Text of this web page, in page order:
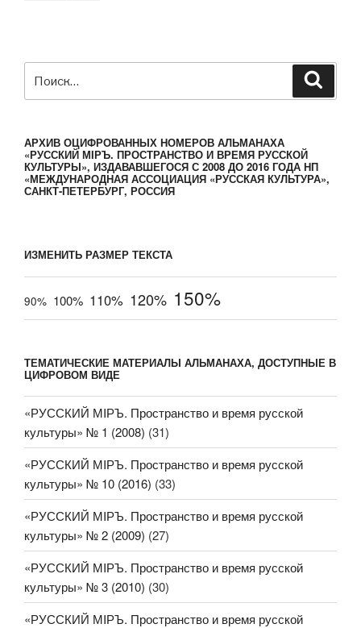
“От
АРХИВ ОЦИФРОВАННЫХ НОМЕРОВ АЛЬМАНАХА
«РУССКИЙ МIРЪ. ПРОСТРАНСТВО И ВРЕМЯ РУССКОЙ
КУЛЬТУРЫ», ИЗДАВАВШЕГОСЯ С 2008 ДО 2016 ГОДА НП
«МЕЖДУНАРОДНАЯ АССОЦИАЦИЯ «РУССКАЯ КУЛЬТУРА»,
САНКТ-ПЕТЕРБУРГ, РОССИЯ
ИЗМЕНИТЬ РАЗМЕР ТЕКСТА
90% 100% 110% 120% 150%
ТЕМАТИЧЕСКИЕ МАТЕРИАЛЫ АЛЬМАНАХА, ДОСТУПНЫЕ В
ЦИФРОВОМ ВИДЕ
«РУССКИЙ МIРЪ. Пространство и время русской
культуры» № 1 (2008) (31)
«РУССКИЙ МIРЪ. Пространство и время русской
культуры» № 10 (2016) (33)
«РУССКИЙ МIРЪ. Пространство и время русской
культуры» № 2 (2009) (27)
«РУССКИЙ МIРЪ. Пространство и время русской
культуры» № 3 (2010) (30)
«РУССКИЙ МIРЪ. Пространство и время русской